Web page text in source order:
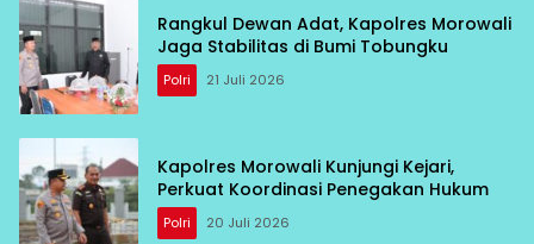
Rangkul Dewan Adat, Kapolres Morowali
Jaga Stabilitas di Bumi Tobungku
Polri 21 Juli 2026
Kapolres Morowali Kunjungi Kejari,
Perkuat Koordinasi Penegakan Hukum
Polri 20 Juli 2026